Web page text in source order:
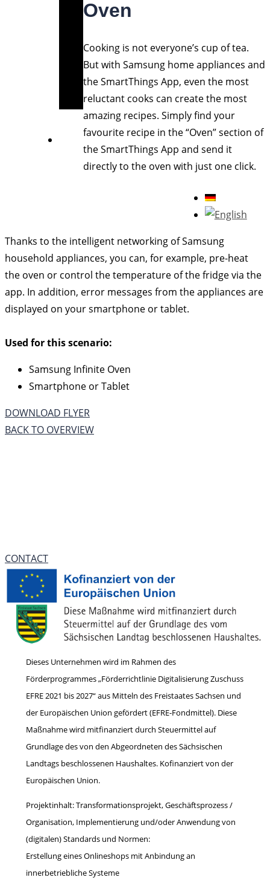
Oven
Cooking is not everyone’s cup of tea.
But with Samsung home appliances and
the SmartThings App, even the most
reluctant cooks can create the most
amazing recipes. Simply find your
favourite recipe in the “Oven” section of
the SmartThings App and send it
directly to the oven with just one click.
Thanks to the intelligent networking of Samsung
household appliances, you can, for example, pre-heat
the oven or control the temperature of the fridge via the
app. In addition, error messages from the appliances are
displayed on your smartphone or tablet.
Used for this scenario:
Samsung Infinite Oven
Smartphone or Tablet
DOWNLOAD FLYER
BACK TO OVERVIEW
CONTACT
Dieses Unternehmen wird im Rahmen des
Förderprogrammes „Förderrichtlinie Digitalisierung Zuschuss
EFRE 2021 bis 2027“ aus Mitteln des Freistaates Sachsen und
der Europäischen Union gefördert (EFRE-Fondmittel). Diese
Maßnahme wird mitfinanziert durch Steuermittel auf
Grundlage des von den Abgeordneten des Sächsischen
Landtags beschlossenen Haushaltes. Kofinanziert von der
Europäischen Union.
Projektinhalt: Transformationsprojekt, Geschäftsprozess /
Organisation, Implementierung und/oder Anwendung von
(digitalen) Standards und Normen:
Erstellung eines Onlineshops mit Anbindung an
innerbetriebliche Systeme